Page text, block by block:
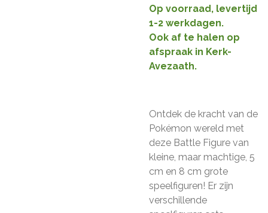
Op voorraad, levertijd
1-2 werkdagen.
Ook af te halen op
afspraak in Kerk-
Avezaath.
Ontdek de kracht van de
Pokémon wereld met
deze Battle Figure van
kleine, maar machtige, 5
cm en 8 cm grote
speelfiguren! Er zijn
verschillende